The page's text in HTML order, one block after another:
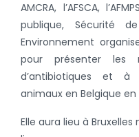
AMCRA, l’AFSCA,
publique, Sécurité
Environnement
pour présenter les
d’antibiotiques et à
animaux en Belgique en
Elle aura lieu à